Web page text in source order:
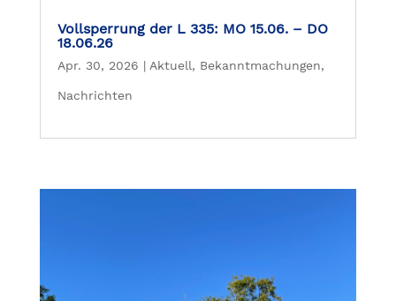
Vollsperrung der L 335: MO 15.06. – DO
18.06.26
Apr. 30, 2026 | Aktuell, Bekanntmachungen,
Nachrichten